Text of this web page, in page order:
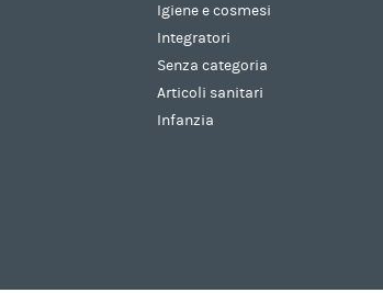
Igiene e cosmesi
Integratori
Senza categoria
Articoli sanitari
Infanzia